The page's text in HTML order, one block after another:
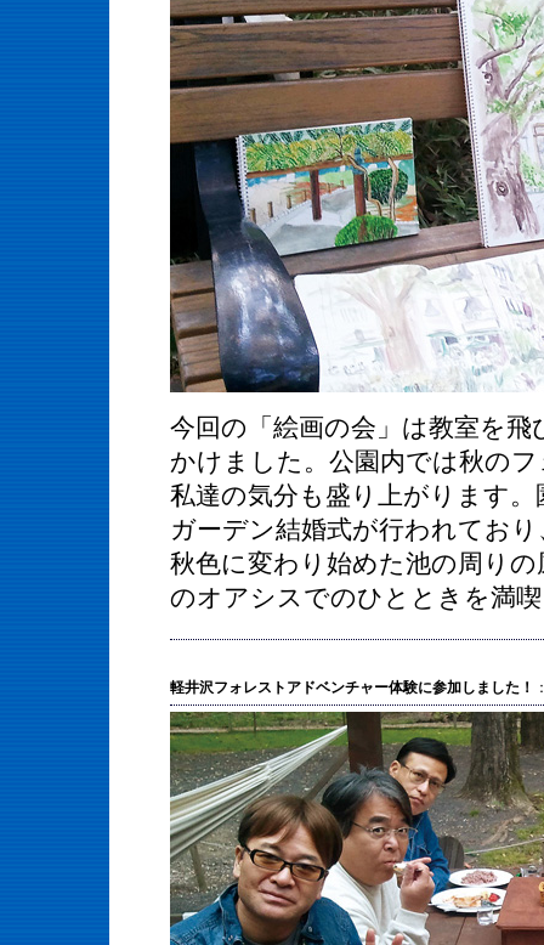
今回の「絵画の会」は教室を
かけました。公園内では秋の
私達の気分も盛り上がります
ガーデン結婚式が行われてお
秋色に変わ り始めた池の周り
のオアシスでのひとときを満
軽井沢フォレストアドベンチャー体験に参加しました！